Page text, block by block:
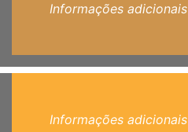
Informações adicionais
Informações adicionais